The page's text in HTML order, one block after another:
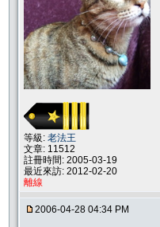
等級: 老法王
文章: 11512
註冊時間: 2005-03-19
最近來訪: 2012-02-20
離線
2006-04-28 04:34 PM